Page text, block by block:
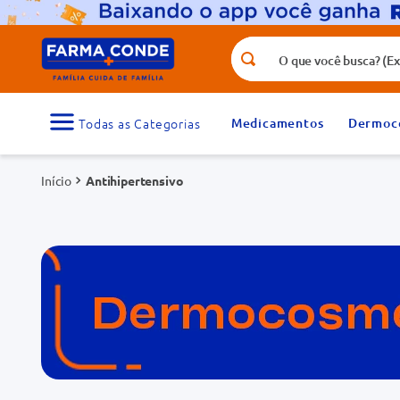
O que você busca? (Ex.: vitamina,
medicamento
9º protetor solar
Medicamentos
Antihipertensivo